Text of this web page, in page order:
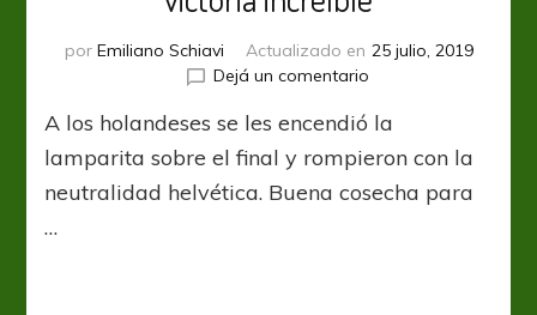
por Emiliano Schiavi Actualizado en 25 julio, 2019
Dejá un comentarioen
PSV
se
con
A los holandeses se les encendió la
lamparita sobre el final y rompieron con la
neutralidad helvética. Buena cosecha para
…